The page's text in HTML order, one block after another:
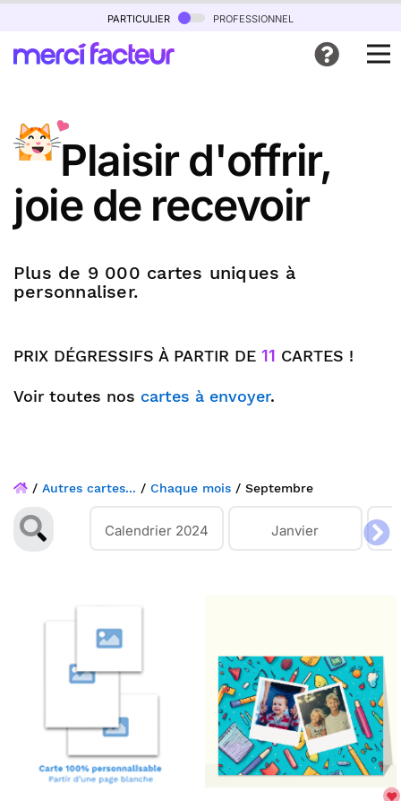
particulier professionnel
Plaisir d'offrir,
joie de recevoir
Plus de 9 000 cartes uniques à
personnaliser.
PRIX DÉGRESSIFS À PARTIR DE 11 CARTES !
Voir toutes nos cartes à envoyer.
/ Autres cartes... / Chaque mois / Septembre
Calendrier 2024 Janvier